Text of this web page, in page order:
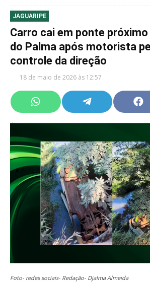
JAGUARIPE
Carro cai em ponte
do Palma após motorista
controle da direção
18 de maio de 2026 às 12:57
Share
on
Share
on
on
Foto- redes sociais- Redação- Djalma Almeida